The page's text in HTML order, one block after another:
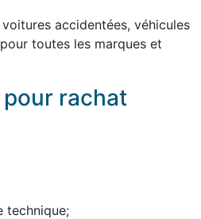
accidentées, véhicules
toutes les marques et
rachat
technique;